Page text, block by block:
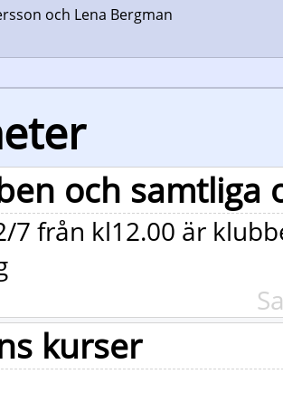
och Lena Bergman
och samtliga
7 från kl12.00 är
kurser